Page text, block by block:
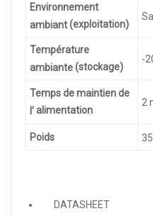
Environnement
ambiant(exploitation)
Température
ambiante(stockage)
-
Tempsde maintiende
l’alimentation
2
Poids
DATASHEET